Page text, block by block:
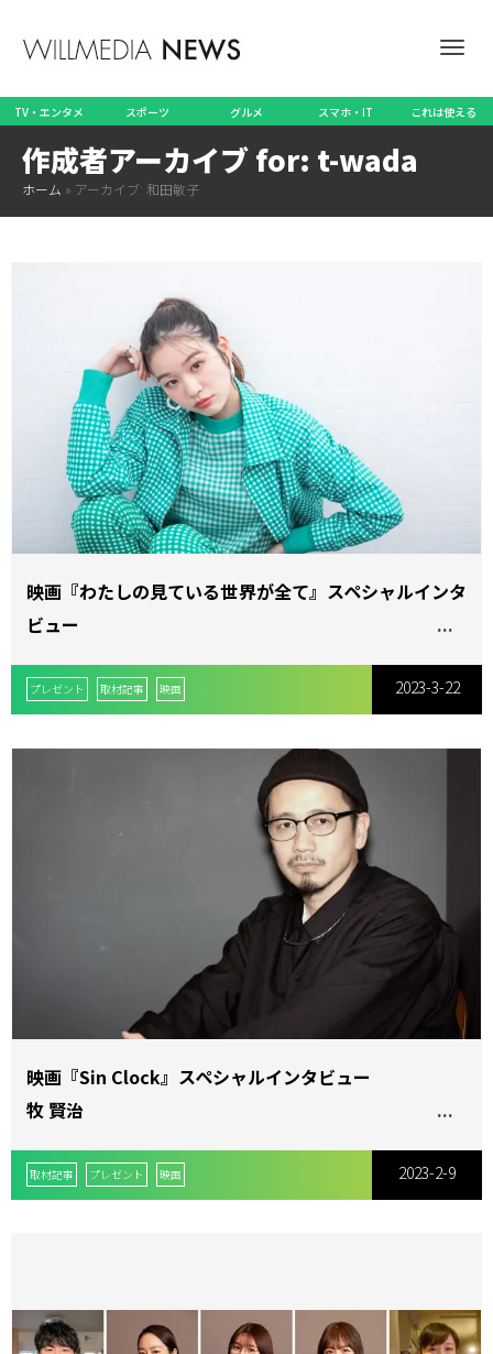
ン
え
TV・エンタメ スポーツ グルメ スマホ・IT これは使える
作成者アーカイブ for: t-wada
ホーム » アーカイブ: 和田敏子
映画『わたしの見ている世界が全て』スペシャルインタ
ビュー
プレゼント 取材記事 映画 2023-3-22
映画『Sin Clock』スペシャルインタビュー
牧 賢治
取材記事 プレゼント 映画 2023-2-9